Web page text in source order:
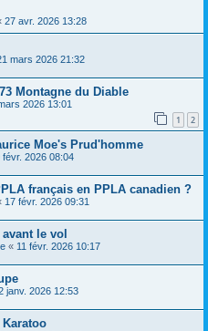
27 avr. 2026 13:28
mars 2026 21:32
Montagne du Diable
2026 13:01
1 2
Moe's Prud'homme
févr. 2026 08:04
français en PPLA canadien ?
17 févr. 2026 09:31
le vol
« 11 févr. 2026 10:17
janv. 2026 12:53
Karatoo